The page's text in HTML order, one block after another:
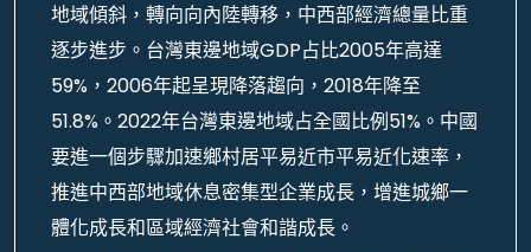
地域傾斜，轉向向內陸轉移，中西部經濟總量比重
逐步進步。台灣東邊地域GDP占比2005年高達
59%，2006年起呈現降落趨向，2018年降至
51.8%。2022年台灣東邊地域占全國比例51%。中國
要進一個步驟加速鄉村居平易近市平易近化速率，
推進中西部地域休息密集型企業成長，增進城鄉一
體化成長和區域經濟社會和諧成長。